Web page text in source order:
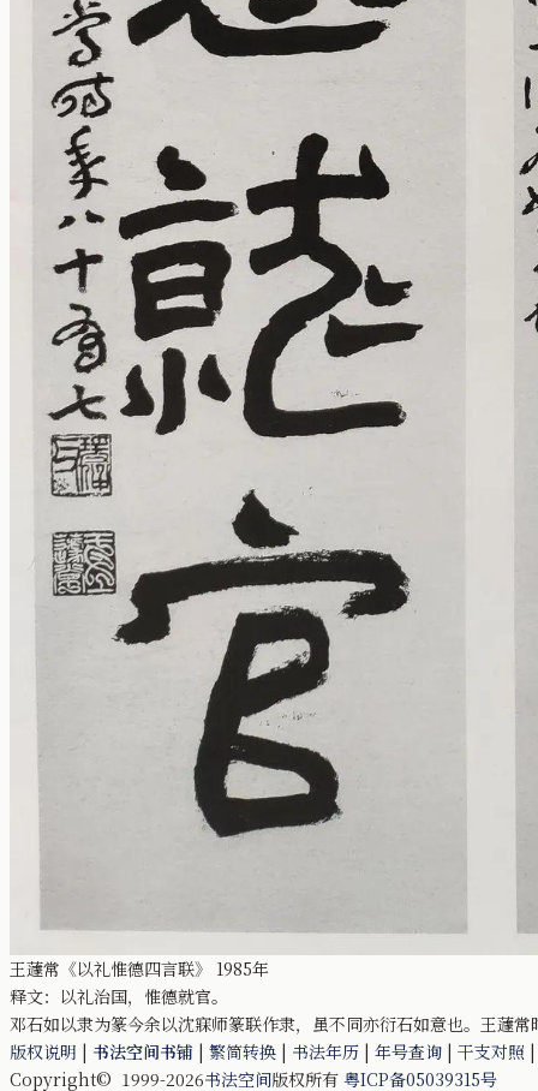
王蘧常《以礼惟德四言联》 1985年
释文：以礼治国，惟德就官。
邓石如以隶为篆今余以沈寐师篆联作隶，虽不同亦衍石如意也。王蘧常
版权说明 | 书法空间书铺 | 繁简转换 | 书法年历 | 年号查询 | 干支对照
Copyright© 1999-2026书法空间版权所有 粤ICP备05039315号